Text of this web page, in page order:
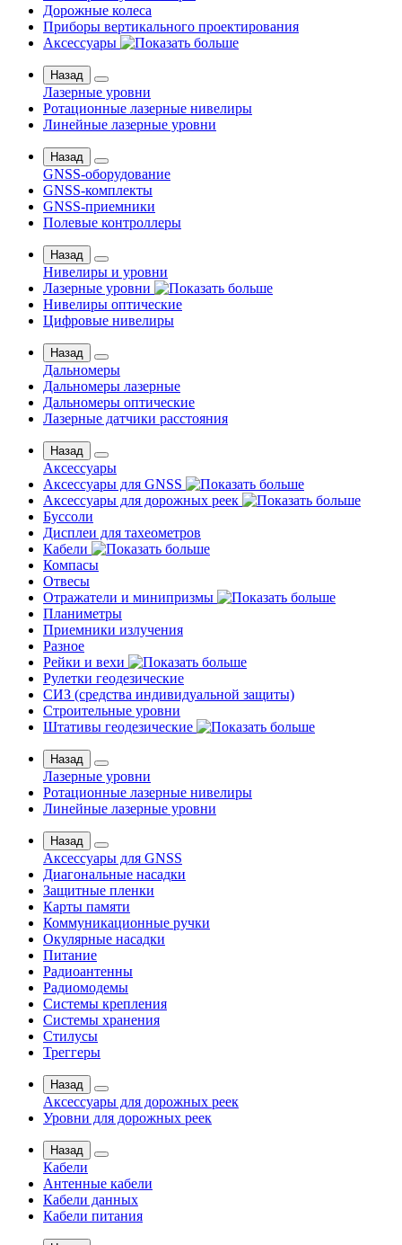
Дорожные колеса
Приборы вертикального проектирования
Аксессуары
Назад
Лазерные уровни
Ротационные лазерные нивелиры
Линейные лазерные уровни
Назад
GNSS-оборудование
GNSS-комплекты
GNSS-приемники
Полевые контроллеры
Назад
Нивелиры и уровни
Лазерные уровни
Нивелиры оптические
Цифровые нивелиры
Назад
Дальномеры
Дальномеры лазерные
Дальномеры оптические
Лазерные датчики расстояния
Назад
Аксессуары
Аксессуары для GNSS
Аксессуары для дорожных реек
Буссоли
Дисплеи для тахеометров
Кабели
Компасы
Отвесы
Отражатели и минипризмы
Планиметры
Приемники излучения
Разное
Рейки и вехи
Рулетки геодезические
СИЗ (средства индивидуальной защиты)
Строительные уровни
Штативы геодезические
Назад
Лазерные уровни
Ротационные лазерные нивелиры
Линейные лазерные уровни
Назад
Аксессуары для GNSS
Диагональные насадки
Защитные пленки
Карты памяти
Коммуникационные ручки
Окулярные насадки
Питание
Радиоантенны
Радиомодемы
Системы крепления
Системы хранения
Стилусы
Треггеры
Назад
Аксессуары для дорожных реек
Уровни для дорожных реек
Назад
Кабели
Антенные кабели
Кабели данных
Кабели питания